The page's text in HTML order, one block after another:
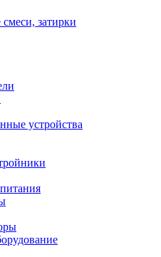
затирки
устройства